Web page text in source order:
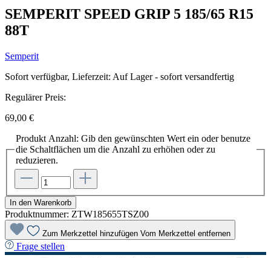
SEMPERIT SPEED GRIP 5 185/65 R15
88T
Semperit
Sofort verfügbar, Lieferzeit: Auf Lager - sofort versandfertig
Regulärer Preis:
69,00 €
Produkt Anzahl: Gib den gewünschten Wert ein oder benutze
die Schaltflächen um die Anzahl zu erhöhen oder zu
reduzieren.
In den Warenkorb
Produktnummer: ZTW185655TSZ00
Zum Merkzettel hinzufügen Vom Merkzettel entfernen
Frage stellen